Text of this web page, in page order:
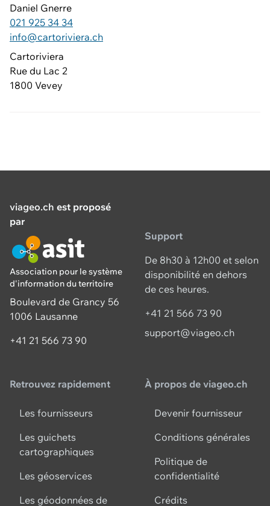
Daniel Gnerre
021 925 34 34
info@cartoriviera.ch
Cartoriviera
Rue du Lac 2
1800 Vevey
viageo.ch est proposé
par
Association pour le système
d'information du territoire
Boulevard de Grancy 56
1006 Lausanne
+41 21 566 73 90
Support
De 8h30 à 12h00 et selon
disponibilité en dehors
de ces heures.
+41 21 566 73 90
support@viageo.ch
Retrouvez rapidement
Les fournisseurs
Les guichets
cartographiques
Les géoservices
Les géodonnées de
À propos de viageo.ch
Devenir fournisseur
Conditions générales
Politique de
confidentialité
Crédits